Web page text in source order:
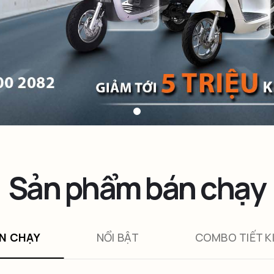
Sản phẩm bán chạy
CHẠY NỔI BẬT COMBO TIẾT